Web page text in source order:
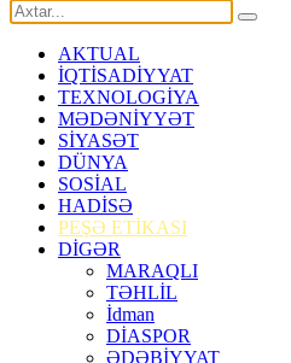
AKTUAL
İQTİSADİYYAT
TEXNOLOGİYA
MƏDƏNİYYƏT
SİYASƏT
DÜNYA
SOSİAL
HADİSƏ
PEŞƏ ETİKASI
DİGƏR
MARAQLI
TƏHLİL
İdman
DİASPOR
ƏDƏBİYYAT